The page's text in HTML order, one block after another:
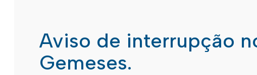
Aviso de interrupção
Gemeses.